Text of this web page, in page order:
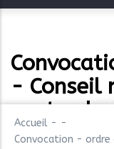
- Conseil
Accueil - -
Convocation - ordre